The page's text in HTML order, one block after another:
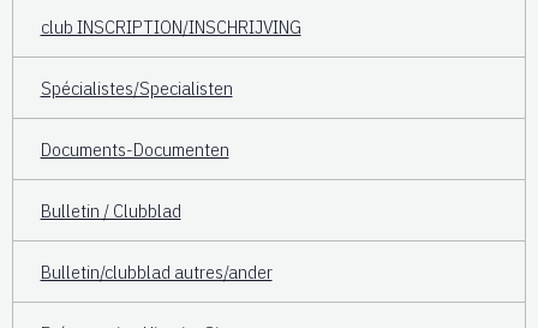
club INSCRIPTION/INSCHRIJVING
Spécialistes/Specialisten
Documents-Documenten
Bulletin / Clubblad
Bulletin/clubblad autres/ander